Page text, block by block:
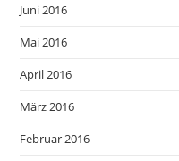
Juni 2016
Mai 2016
April 2016
März 2016
Februar 2016